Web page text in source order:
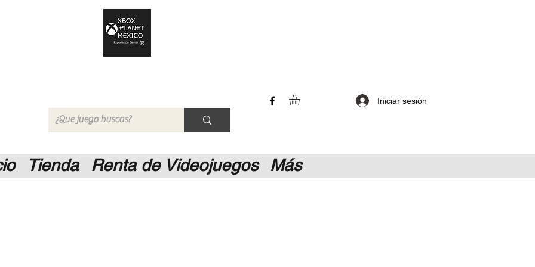
Iniciar sesión
Tienda Renta de Videojuegos Más